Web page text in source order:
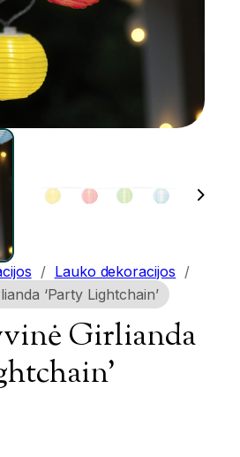
/ Lauko dekoracijos /
‘Party Lightchain’
Girlianda